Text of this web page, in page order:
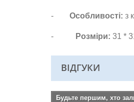
- Особливості: з
- Розміри: 31 *
ВІДГУКИ
Будьте першим, хто